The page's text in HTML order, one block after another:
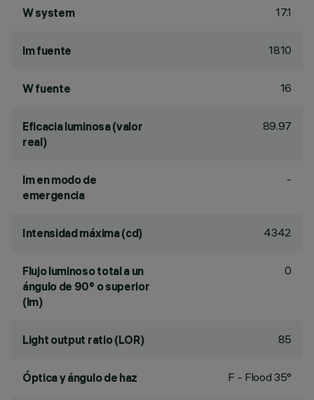
W system 17.1
lm fuente 1810
W fuente 16
Eficacia luminosa (valor
real)
89.97
lm en modo de
emergencia
-
Intensidad máxima (cd) 4342
Flujo luminoso total a un
ángulo de 90° o superior
(lm)
0
Light output ratio (LOR) 85
Óptica y ángulo de haz F - Flood 35°